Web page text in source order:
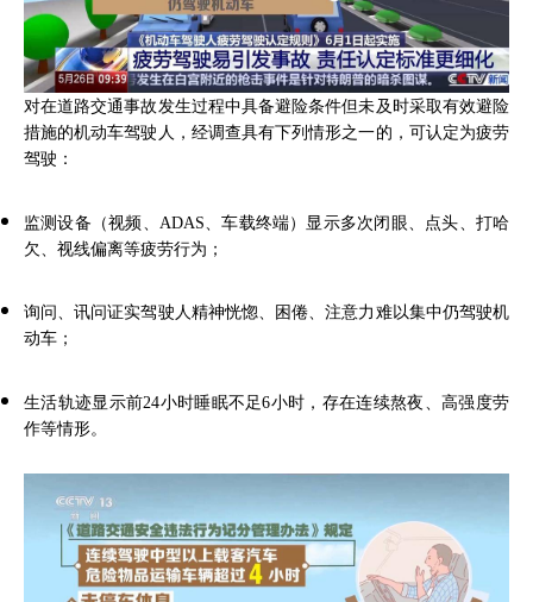
对在道路交通事故发生过程中具备避险条件但未及时采取有效避险
措施的机动车驾驶人，经调查具有下列情形之一的，可认定为疲劳
驾驶：
监测设备（视频、ADAS、车载终端）显示多次闭眼、点头、打哈
欠、视线偏离等疲劳行为；
询问、讯问证实驾驶人精神恍惚、困倦、注意力难以集中仍驾驶机
动车；
生活轨迹显示前24小时睡眠不足6小时，存在连续熬夜、高强度劳
作等情形。